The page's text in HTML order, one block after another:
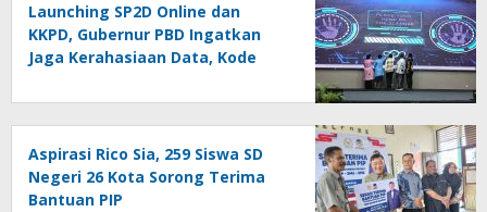
Launching SP2D Online dan
KKPD, Gubernur PBD Ingatkan
Jaga Kerahasiaan Data, Kode
Aspirasi Rico Sia, 259 Siswa SD
Negeri 26 Kota Sorong Terima
Bantuan PIP